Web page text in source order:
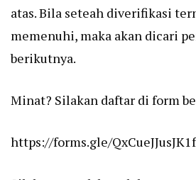
atas. Bila seteah diverifikasi
memenuhi, maka akan dicari
berikutnya.
Minat? Silakan daftar di form
https://forms.gle/